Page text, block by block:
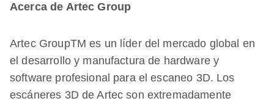
Acerca de Artec Group
Artec GroupTM es un líder del mercado global en
el desarrollo y manufactura de hardware y
software profesional para el escaneo 3D. Los
escáneres 3D de Artec son extremadamente